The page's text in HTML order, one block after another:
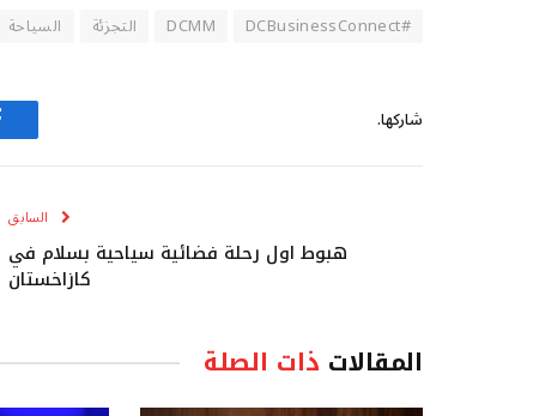
#DCBusinessConnect
DCMM التجزئة السياحة
شاركها.
السابق
هبوط اول رحلة فضائية سياحية بسلام في
كازاخستان
المقالات ذات الصلة